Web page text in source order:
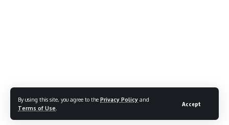
By using this site, you agree to the Privacy Policy and
Terms of Use
Accept